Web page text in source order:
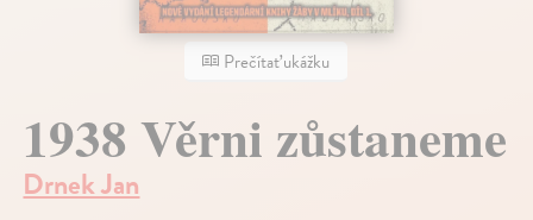
Prečítať ukážku
1938 Věrni zůstaneme
Drnek Jan